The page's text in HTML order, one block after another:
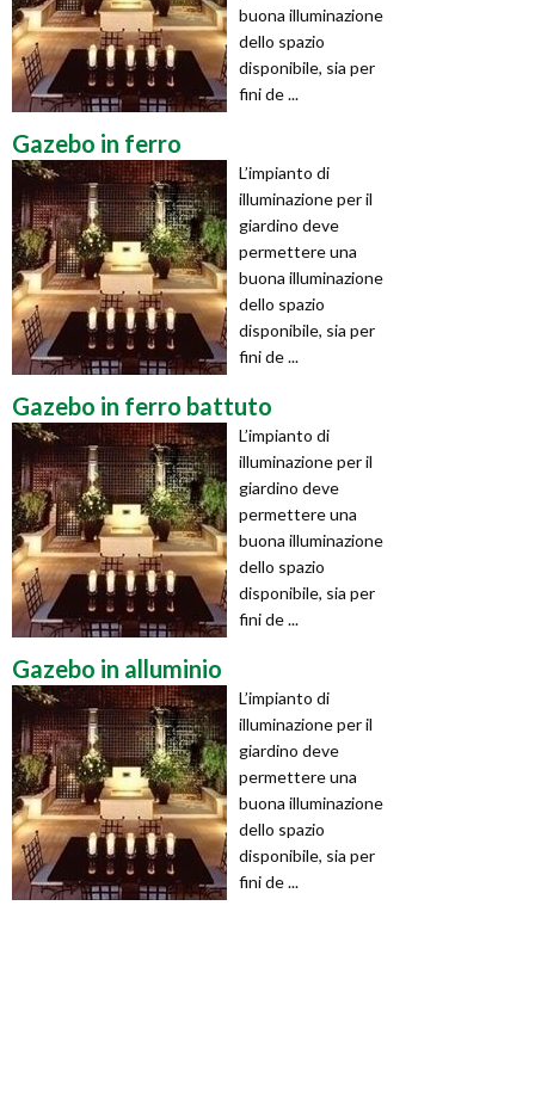
buona illuminazione
dello spazio
disponibile, sia per
fini de ...
Gazebo in ferro
L’impianto di
illuminazione per il
giardino deve
permettere una
buona illuminazione
dello spazio
disponibile, sia per
fini de ...
Gazebo in ferro battuto
L’impianto di
illuminazione per il
giardino deve
permettere una
buona illuminazione
dello spazio
disponibile, sia per
fini de ...
Gazebo in alluminio
L’impianto di
illuminazione per il
giardino deve
permettere una
buona illuminazione
dello spazio
disponibile, sia per
fini de ...